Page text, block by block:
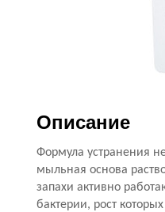
Описание
Формула устранения
мыльная основа
запахи активно
бактерии, рост